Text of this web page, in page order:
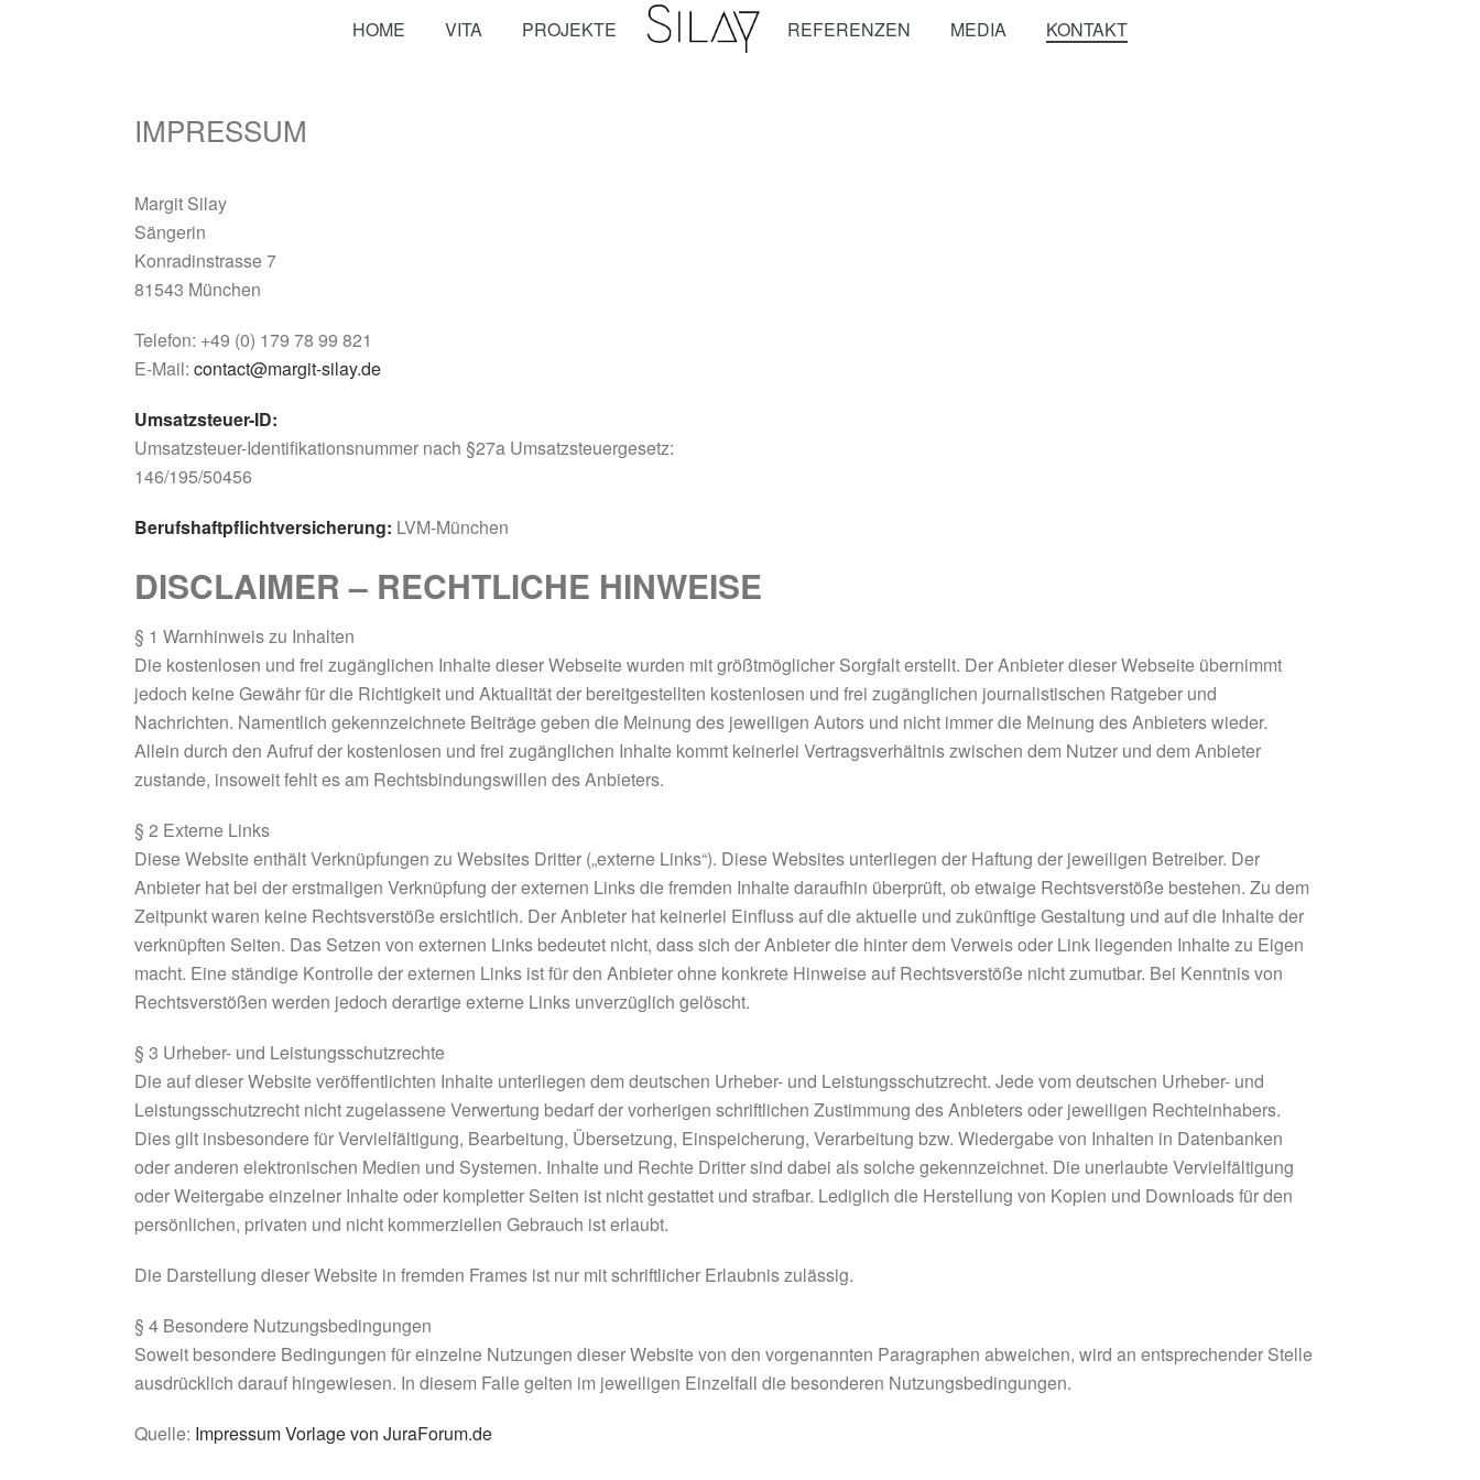
HOME VITA PROJEKTE REFERENZEN MEDIA KONTAKT
IMPRESSUM
Margit Silay
Sängerin
Konradinstrasse 7
81543 München
Telefon: +49 (0) 179 78 99 821
E-Mail: contact@margit-silay.de
Umsatzsteuer-ID:
Umsatzsteuer-Identifikationsnummer nach §27a Umsatzsteuergesetz:
146/195/50456
Berufshaftpflichtversicherung: LVM-München
DISCLAIMER – RECHTLICHE HINWEISE
§ 1 Warnhinweis zu Inhalten
Die kostenlosen und frei zugänglichen Inhalte dieser Webseite wurden mit größtmöglicher Sorgfalt erstellt. Der Anbieter dieser Webseite übernimmt
jedoch keine Gewähr für die Richtigkeit und Aktualität der bereitgestellten kostenlosen und frei zugänglichen journalistischen Ratgeber und
Nachrichten. Namentlich gekennzeichnete Beiträge geben die Meinung des jeweiligen Autors und nicht immer die Meinung des Anbieters wieder.
Allein durch den Aufruf der kostenlosen und frei zugänglichen Inhalte kommt keinerlei Vertragsverhältnis zwischen dem Nutzer und dem Anbieter
zustande, insoweit fehlt es am Rechtsbindungswillen des Anbieters.
§ 2 Externe Links
Diese Website enthält Verknüpfungen zu Websites Dritter („externe Links“). Diese Websites unterliegen der Haftung der jeweiligen Betreiber. Der
Anbieter hat bei der erstmaligen Verknüpfung der externen Links die fremden Inhalte daraufhin überprüft, ob etwaige Rechtsverstöße bestehen. Zu dem
Zeitpunkt waren keine Rechtsverstöße ersichtlich. Der Anbieter hat keinerlei Einfluss auf die aktuelle und zukünftige Gestaltung und auf die Inhalte der
verknüpften Seiten. Das Setzen von externen Links bedeutet nicht, dass sich der Anbieter die hinter dem Verweis oder Link liegenden Inhalte zu Eigen
macht. Eine ständige Kontrolle der externen Links ist für den Anbieter ohne konkrete Hinweise auf Rechtsverstöße nicht zumutbar. Bei Kenntnis von
Rechtsverstößen werden jedoch derartige externe Links unverzüglich gelöscht.
§ 3 Urheber- und Leistungsschutzrechte
Die auf dieser Website veröffentlichten Inhalte unterliegen dem deutschen Urheber- und Leistungsschutzrecht. Jede vom deutschen Urheber- und
Leistungsschutzrecht nicht zugelassene Verwertung bedarf der vorherigen schriftlichen Zustimmung des Anbieters oder jeweiligen Rechteinhabers.
Dies gilt insbesondere für Vervielfältigung, Bearbeitung, Übersetzung, Einspeicherung, Verarbeitung bzw. Wiedergabe von Inhalten in Datenbanken
oder anderen elektronischen Medien und Systemen. Inhalte und Rechte Dritter sind dabei als solche gekennzeichnet. Die unerlaubte Vervielfältigung
oder Weitergabe einzelner Inhalte oder kompletter Seiten ist nicht gestattet und strafbar. Lediglich die Herstellung von Kopien und Downloads für den
persönlichen, privaten und nicht kommerziellen Gebrauch ist erlaubt.
Die Darstellung dieser Website in fremden Frames ist nur mit schriftlicher Erlaubnis zulässig.
§ 4 Besondere Nutzungsbedingungen
Soweit besondere Bedingungen für einzelne Nutzungen dieser Website von den vorgenannten Paragraphen abweichen, wird an entsprechender Stelle
ausdrücklich darauf hingewiesen. In diesem Falle gelten im jeweiligen Einzelfall die besonderen Nutzungsbedingungen.
Quelle: Impressum Vorlage von JuraForum.de